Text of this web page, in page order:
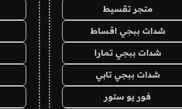
متجر تقسيط
شدات ببجي اقساط
شدات ببجي تمارا
شدات ببجي تابي
فور يو ستور